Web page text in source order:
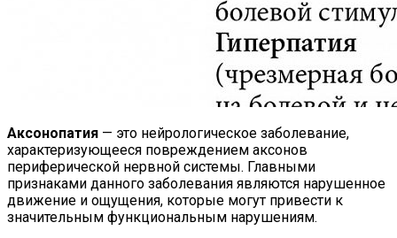
Аксонопатия — это нейрологическое заболевание,
характеризующееся повреждением аксонов
периферической нервной системы. Главными
признаками данного заболевания являются нарушенное
движение и ощущения, которые могут привести к
значительным функциональным нарушениям.